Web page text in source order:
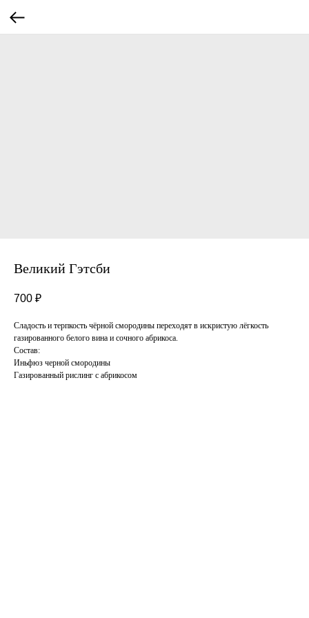
Великий Гэтсби
700 ₽
Сладость и терпкость чёрной смородины переходят в искристую лёгкость
газированного белого вина и сочного абрикоса.
Состав:
Иньфюз черной смородины
Газированный рислинг с абрикосом